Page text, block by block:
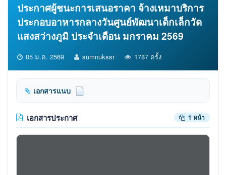
ประกาศผู้ชนะการเสนอราคา จ้างเหมาบริการ
ประกอบอาหารกลางวันศูนย์พัฒนาเด็กเล็กวัด
แสงสว่างภูมิ ประจำเดือน มกราคม 2569
05 ม.ค. 2569 sumnukssr 1787 ครั้ง
เอกสารแนบ
เอกสารประกาศ 1 หน้า